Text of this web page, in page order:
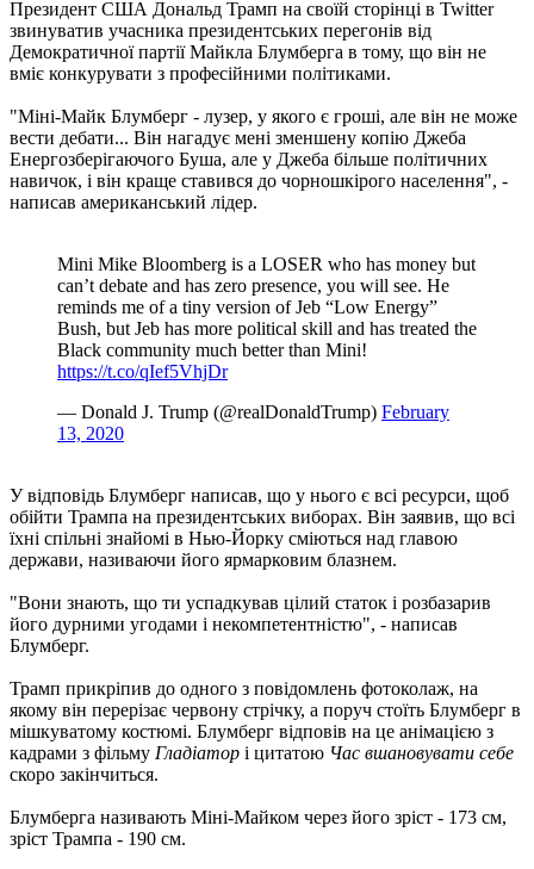
Президент США Дональд Трамп на своїй сторінці в Twitter
звинуватив учасника президентських перегонів від
Демократичної партії Майкла Блумберга в тому, що він не
вміє конкурувати з професійними політиками.
"Міні-Майк Блумберг - лузер, у якого є гроші, але він не може
вести дебати... Він нагадує мені зменшену копію Джеба
Енергозберігаючого Буша, але у Джеба більше політичних
навичок, і він краще ставився до чорношкірого населення", -
написав американський лідер.
Mini Mike Bloomberg is a LOSER who has money but
can’t debate and has zero presence, you will see. He
reminds me of a tiny version of Jeb “Low Energy”
Bush, but Jeb has more political skill and has treated the
Black community much better than Mini!
https://t.co/qIef5VhjDr
— Donald J. Trump (@realDonaldTrump) February
13, 2020
У відповідь Блумберг написав, що у нього є всі ресурси, щоб
обійти Трампа на президентських виборах. Він заявив, що всі
їхні спільні знайомі в Нью-Йорку сміються над главою
держави, називаючи його ярмарковим блазнем.
"Вони знають, що ти успадкував цілий статок і розбазарив
його дурними угодами і некомпетентністю", - написав
Блумберг.
Трамп прикріпив до одного з повідомлень фотоколаж, на
якому він перерізає червону стрічку, а поруч стоїть Блумберг в
мішкуватому костюмі. Блумберг відповів на це анімацією з
кадрами з фільму Гладіатор і цитатою Час вшановувати себе
скоро закінчиться.
Блумберга називають Міні-Майком через його зріст - 173 см,
зріст Трампа - 190 см.